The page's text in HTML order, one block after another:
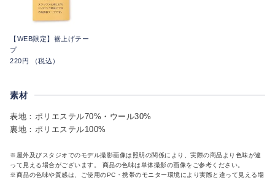
【WEB限定】裾上げテー
プ
220円 （税込）
素材
表地：ポリエステル70%・ウール30%
裏地：ポリエステル100%
※屋外及びスタジオでのモデル撮影画像は照明の関係により、実際の商品より色味が違
って見える場合がございます。 商品の色味は単体撮影の画像をご参考ください。
※商品の色味や質感は、ご使用のPC・携帯のモニター環境により実際と違って見える場